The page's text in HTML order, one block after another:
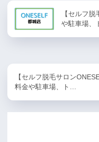
【セルフ
や駐車場、
【セルフ脱毛サロン
料金や駐車場、ト…